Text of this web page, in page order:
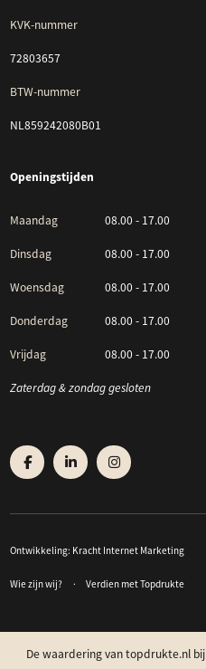
KVK-nummer
72803657
BTW-nummer
NL859242080B01
Openingstijden
Maandag 08.00 - 17.00
Dinsdag 08.00 - 17.00
Woensdag 08.00 - 17.00
Donderdag 08.00 - 17.00
Vrijdag 08.00 - 17.00
Zaterdag & zondag gesloten
Ontwikkeling: Kracht Internet Marketing
Wie zijn wij? Verdien met Topdrukte
De waardering van topdrukte.nl bij